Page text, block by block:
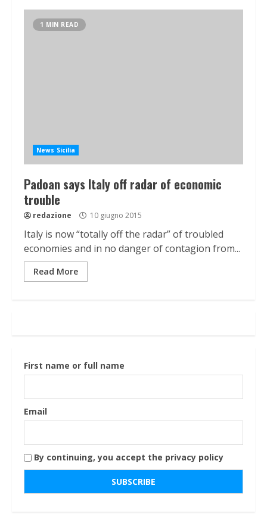
1 MIN READ
News Sicilia
Padoan says Italy off radar of economic
trouble
redazione 10 giugno 2015
Italy is now “totally off the radar” of troubled
economies and in no danger of contagion from...
Read More
First name or full name
Email
By continuing, you accept the privacy policy